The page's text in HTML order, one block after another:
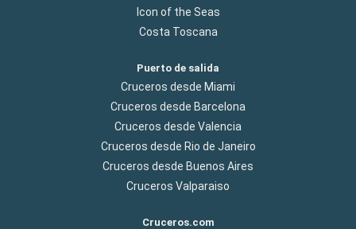
Icon of the Seas
Costa Toscana
Puerto de salida
Cruceros desde Miami
Cruceros desde Barcelona
Cruceros desde Valencia
Cruceros desde Rio de Janeiro
Cruceros desde Buenos Aires
Cruceros Valparaiso
Cruceros.com